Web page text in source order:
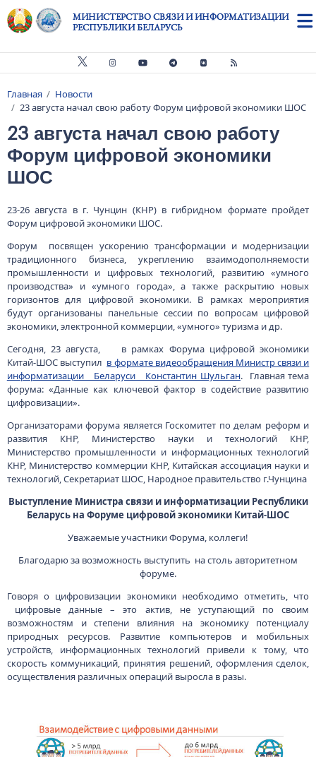
Перейти к основному содержанию
МИНИСТЕРСТВО СВЯЗИ И ИНФОРМАТИЗАЦИИ
РЕСПУБЛИКИ БЕЛАРУСЬ
Строка навигации
Главная
Новости
23 августа начал свою работу Форум цифровой экономики ШОС
23 августа начал свою работу
Форум цифровой экономики
ШОС
23-26 августа в г. Чунцин (КНР) в гибридном формате пройдет
Форум цифровой экономики ШОС.
Форум посвящен ускорению трансформации и модернизации
традиционного бизнеса, укреплению взаимодополняемости
промышленности и цифровых технологий, развитию «умного
производства» и «умного города», а также раскрытию новых
горизонтов для цифровой экономики. В рамках мероприятия
будут организованы панельные сессии по вопросам цифровой
экономики, электронной коммерции, «умного» туризма и др.
Сегодня, 23 августа, в рамках Форума цифровой экономики
Китай-ШОС выступил в формате видеообращения Министр связи и
информатизации Беларуси Константин Шульган. Главная тема
форума: «Данные как ключевой фактор в содействие развитию
цифровизации».
Организаторами форума является Госкомитет по делам реформ и
развития КНР, Министерство науки и технологий КНР,
Министерство промышленности и информационных технологий
КНР, Министерство коммерции КНР, Китайская ассоциация науки и
технологий, Секретариат ШОС, Народное правительство г.Чунцина
Выступление Министра связи и информатизации Республики
Беларусь на Форуме цифровой экономики Китай-ШОС
Уважаемые участники Форума, коллеги!
Благодарю за возможность выступить на столь авторитетном
форуме.
Говоря о цифровизации экономики необходимо отметить, что
цифровые данные – это актив, не уступающий по своим
возможностям и степени влияния на экономику потенциалу
природных ресурсов. Развитие компьютеров и мобильных
устройств, информационных технологий привели к тому, что
скорость коммуникаций, принятия решений, оформления сделок,
осуществления различных операций выросла в разы.